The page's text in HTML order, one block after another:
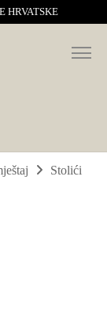
HRVATSKE
i rasvjete.
Stolići